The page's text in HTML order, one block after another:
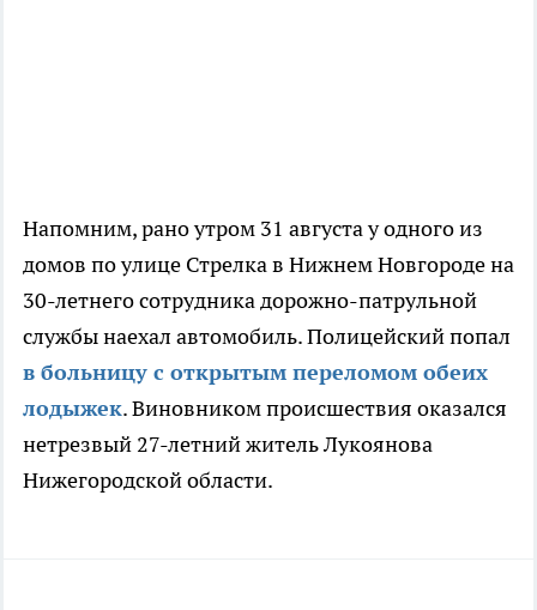
Напомним, рано утром 31 августа у одного из
домов по улице Стрелка в Нижнем Новгороде на
30-летнего сотрудника дорожно-патрульной
службы наехал автомобиль. Полицейский попал
в больницу с открытым переломом обеих
лодыжек. Виновником происшествия оказался
нетрезвый 27-летний житель Лукоянова
Нижегородской области.